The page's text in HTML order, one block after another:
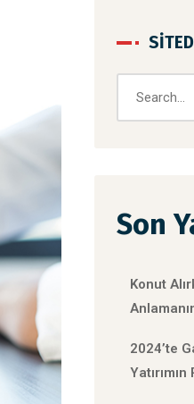
Son
Konut
2024’te